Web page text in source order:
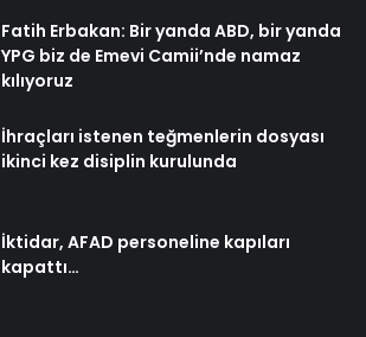
Fatih Erbakan: Bir yanda ABD, bir yanda
YPG biz de Emevi Camii’nde namaz
kılıyoruz
İhraçları istenen teğmenlerin dosyası
ikinci kez disiplin kurulunda
İktidar, AFAD personeline kapıları
kapattı…